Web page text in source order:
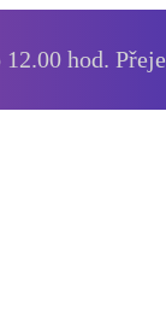
hod.